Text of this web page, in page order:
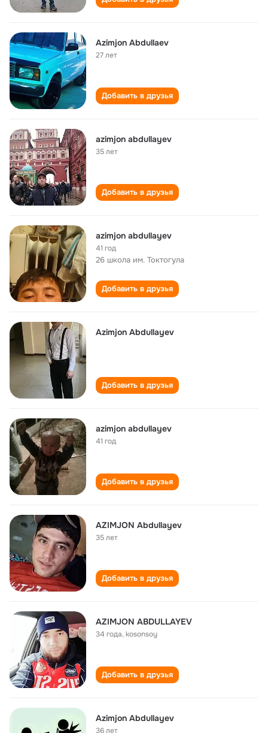
Azimjon Abdullaev
27 лет
Добавить в друзья
azimjon abdullayev
35 лет
Добавить в друзья
azimjon abdullayev
41 год
26 школа им. Токтогула
Добавить в друзья
Azimjon Abdullayev
Добавить в друзья
azimjon abdullayev
41 год
Добавить в друзья
AZIMJON Abdullayev
35 лет
Добавить в друзья
AZIMJON ABDULLAYEV
34 года,kosonsoy
Добавить в друзья
Azimjon Abdullayev
36 лет